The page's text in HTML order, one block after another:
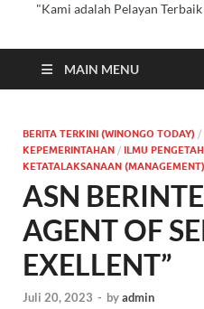
"Kami adalah Pelayan
MAIN MENU
BERITA TERKINI (WINONGO TODAY) /
KEPEMERINTAHAN / ILMU
KETATALAKSANAAN (MANAGEMENT)
ASN
AGENT OF
EXELLENT”
Juli 20, 2023 - byadmin